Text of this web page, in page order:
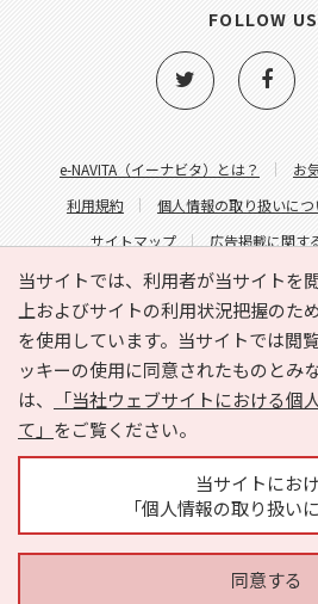
当サイトでは、利用者が当サイトを
上およびサイトの利用状況把握のた
を使用しています。当サイトでは閲
ッキーの使用に同意されたものとみ
は、
「当社ウェブサイトにおける個
て」 をご覧ください。
当サイトにお
「個人情報の取り扱い
同意する
e-NAVITA（イーナビタ）とは？ お
利用規約
個人情報の取り扱いにつ
サイトマップ
広告掲載に関す
サイトの内容に関するお
FOLLOW
Copyright © HYOJITO.Co.,Ltd. All